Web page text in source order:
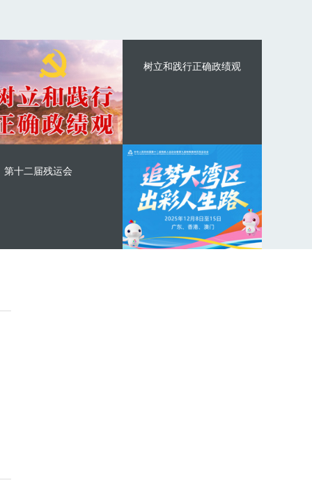
树立和践行正确政绩观
第十二届残运会